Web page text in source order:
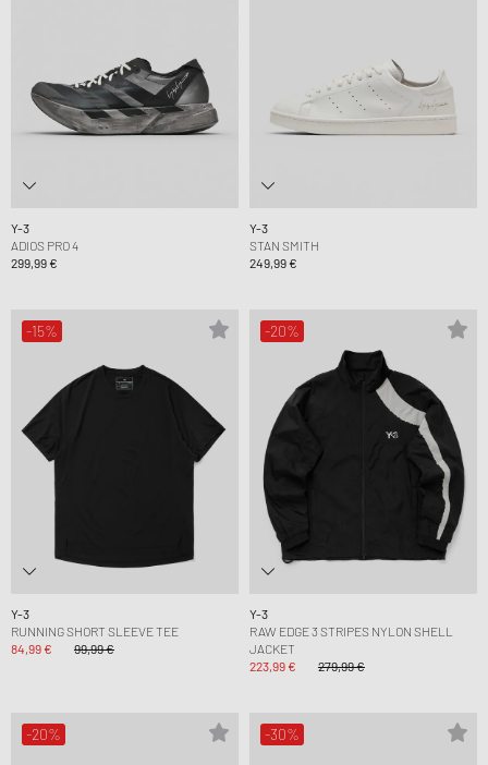
Y-3
ADIOS PRO 4
299,99 €
Y-3
STAN SMITH
249,99 €
-15%
Y-3
RUNNING SHORT SLEEVE TEE
84,99 €
99,99 €
-20%
Y-3
RAW EDGE 3 STRIPES NYLON SHELL
JACKET
223,99 €
279,99 €
-20% -30%